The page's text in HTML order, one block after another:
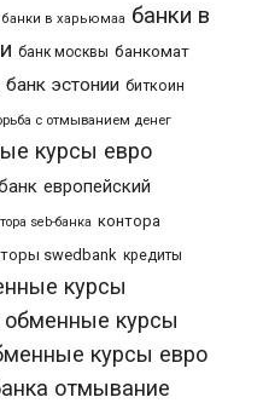
банки в харьюмаа банки в
банк москвы банкомат
банк эстонии биткоин
с отмыванием денег
курсы евро
европейский
seb-банка контора
swedbank кредиты
курсы
обменные курсы
курсы евро
отмывание